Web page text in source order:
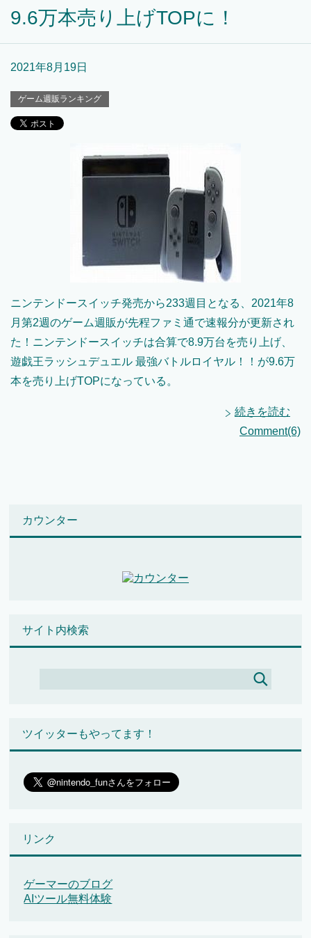
9.6万本売り上げTOPに！
2021年8月19日
ゲーム週販ランキング
ニンテンドースイッチ発売から233週目となる、2021年8
月第2週のゲーム週販が先程ファミ通で速報分が更新され
た！ニンテンドースイッチは合算で8.9万台を売り上げ、
遊戯王ラッシュデュエル 最強バトルロイヤル！！が9.6万
本を売り上げTOPになっている。
続きを読む
Comment(6)
カウンター
サイト内検索
ツイッターもやってます！
リンク
ゲーマーのブログ
AIツール無料体験